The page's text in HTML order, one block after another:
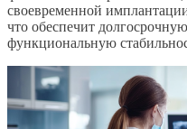
своевременной
что обеспечит
функциональную